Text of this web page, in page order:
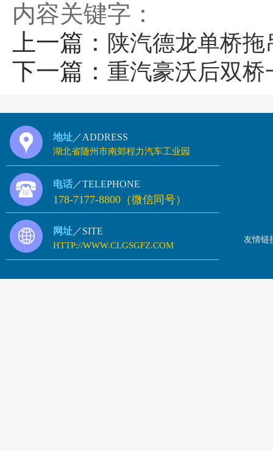
内容关键字：
上一篇： 陕汽德龙单桥
下一篇： 重汽豪沃后双
地址 ／ADDRESS
湖北省随州市南郊程力汽车工业园
电话 ／TELEPHONE
178-7177-8800（微信同号）
网址 ／SITE
HTTP://WWW.CLGSGFZ.COM
友情链